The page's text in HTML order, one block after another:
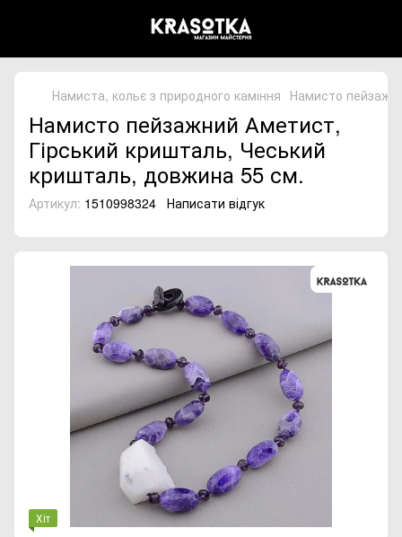
Намиста, кольє з природного каміння Намисто
Намисто пейзажний Аметист,
Гірський кришталь, Чеський
кришталь, довжина 55 см.
Артикул: 1510998324 Написати відгук
Хіт